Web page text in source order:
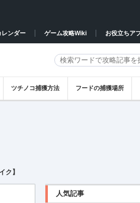
レンダー ゲーム攻略Wiki お役立ちア
ツチノコ捕獲方法 フードの捕獲場所
ク】
人気記事